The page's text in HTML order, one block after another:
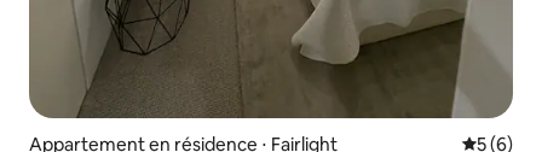
Appartement en résidence ⋅ Fairlight
5 (6)